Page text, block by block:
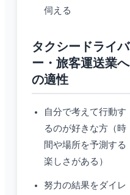
伺える
タクシードライバ
ー・旅客運送業へ
の適性
自分で考えて行動す
るのが好きな方（時
間や場所を予測する
楽しさがある）
努力の結果をダイレ